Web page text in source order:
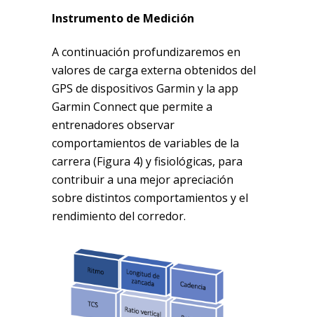
Instrumento de Medición
A continuación profundizaremos en
valores de carga externa obtenidos del
GPS de dispositivos Garmin y la app
Garmin Connect que permite a
entrenadores observar
comportamientos de variables de la
carrera (Figura 4) y fisiológicas, para
contribuir a una mejor apreciación
sobre distintos comportamientos y el
rendimiento del corredor.